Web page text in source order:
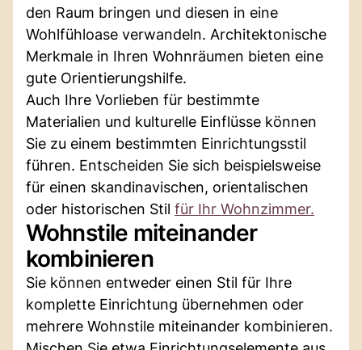
den Raum bringen und diesen in eine
Wohlfühloase verwandeln. Architektonische
Merkmale in Ihren Wohnräumen bieten eine
gute Orientierungshilfe.
Auch Ihre Vorlieben für bestimmte
Materialien und kulturelle Einflüsse können
Sie zu einem bestimmten Einrichtungsstil
führen. Entscheiden Sie sich beispielsweise
für einen skandinavischen, orientalischen
oder historischen Stil für Ihr Wohnzimmer.
Wohnstile miteinander
kombinieren
Sie können entweder einen Stil für Ihre
komplette Einrichtung übernehmen oder
mehrere Wohnstile miteinander kombinieren.